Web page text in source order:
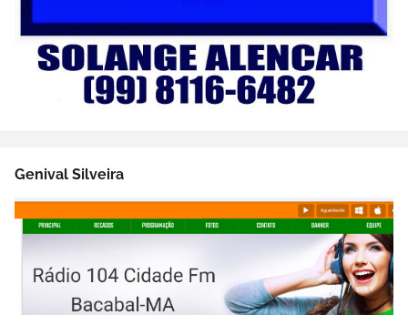
Genival Silveira